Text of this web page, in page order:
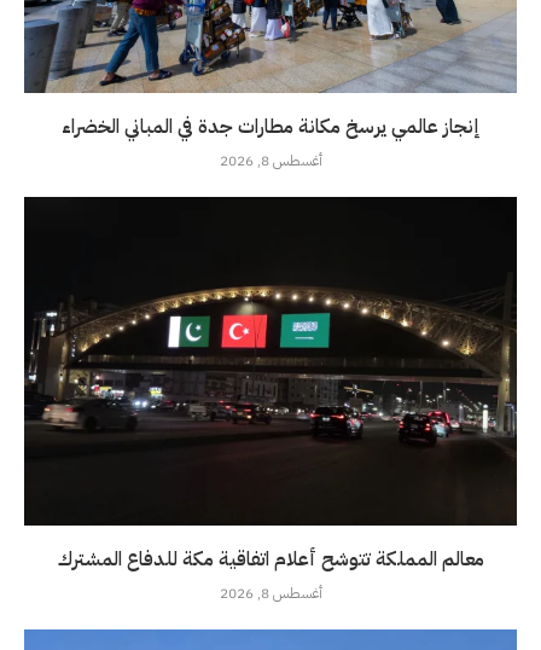
إنجاز عالمي يرسخ مكانة مطارات جدة في المباني الخضراء
أغسطس 8, 2026
معالم المملكة تتوشح أعلام اتفاقية مكة للدفاع المشترك
أغسطس 8, 2026